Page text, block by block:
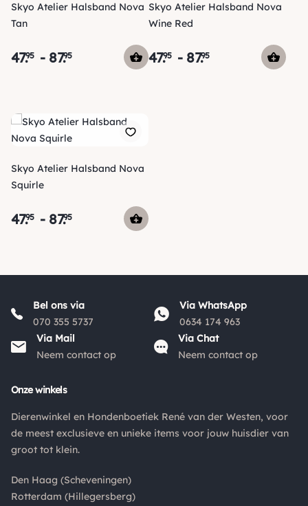
Skyo Atelier Halsband Nova
Tan
47.95 - 87.95
Skyo Atelier Halsband Nova
Wine Red
47.95 - 87.95
Skyo Atelier Halsband Nova
Squirle
47.95 - 87.95
Bel ons via
070 355 5737
Via WhatsApp
0634 174 963
Via Mail
Neem contact op
Via Chat
Neem contact op
Onze winkels
Dierenwinkel en Hondenboetiek René van der Westen, voor
de meest exclusieve en unieke items voor jouw huisdier van
groot tot klein.
Den Haag (Scheveningen)
Rotterdam (Hillegersberg)